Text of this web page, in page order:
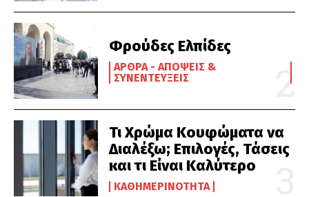
Φρούδες Ελπίδες
ΆΡΘΡΑ - ΑΠΌΨΕΙΣ &
ΣΥΝΕΝΤΕΎΞΕΙΣ
Τι Χρώμα Κουφώματα να
Διαλέξω; Επιλογές, Τάσεις
και τι Είναι Καλύτερο
ΚΑΘΗΜΕΡΙΝΌΤΗΤΑ